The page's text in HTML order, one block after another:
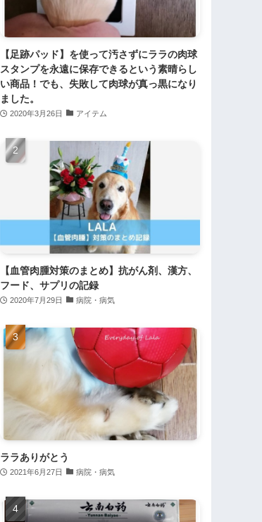
【足跡パッド】を使って汚さずにララの肉球
スタンプを永遠に保存できるという素晴らし
い商品！でも、失敗して肉球が真っ黒になり
ました。
2020年3月26日 アイテム
【血管肉腫対策のまとめ】抗がん剤、漢方、
フード、サプリの記録
2020年7月29日 病院・病気
ララありがとう
2021年6月27日 病院・病気